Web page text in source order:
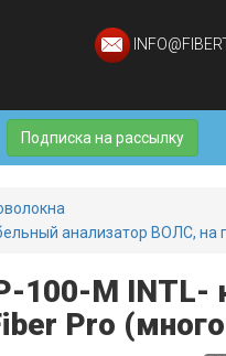
Подписка на рассылку
анализатор ВОЛС, на
100-M INTL-
Pro